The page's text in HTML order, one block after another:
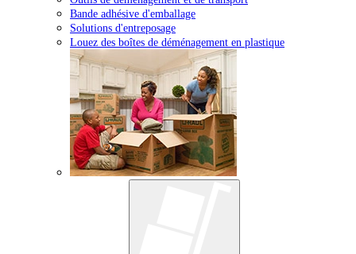
Bande adhésive d'emballage
Solutions d'entreposage
Louez des boîtes de déménagement en plastique